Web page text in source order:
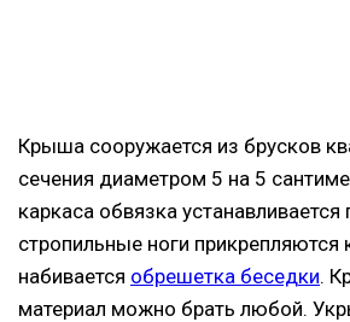
Крыша сооружается из брусков
сечения диаметром 5 на 5
каркаса обвязка устанавливается
стропильные ноги прикрепляются
набивается обрешетка беседки.
материал можно брать любой.